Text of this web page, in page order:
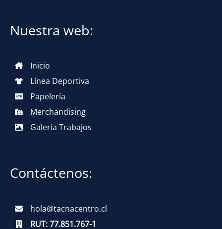
Nuestra web:
Inicio
Línea Deportiva
Papelería
Merchandising
Galería Trabajos
Contáctenos:
hola@tacnacentro.cl
RUT:77.851.767-1